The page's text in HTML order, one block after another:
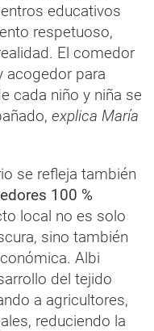
educativos
respetuoso,
El comedor
acogedor para
cada niño y niña se
explica María
se refleja también
100 %
local no es solo
sino también
Albi
del tejido
a agricultores,
reduciendo la